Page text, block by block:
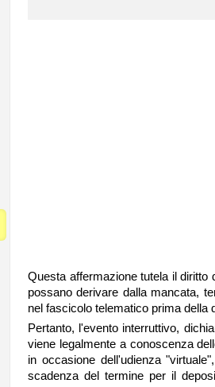
Questa affermazione tutela il
possano derivare dalla mancata,
nel fascicolo telematico prima della
Pertanto, l'evento interruttivo,
viene legalmente a conoscenza
in occasione dell'udienza
scadenza del termine per il